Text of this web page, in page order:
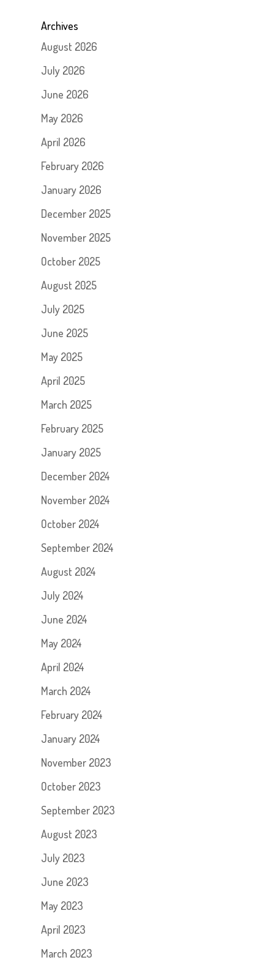
Archives
August 2026
July 2026
June 2026
May 2026
April 2026
February 2026
January 2026
December 2025
November 2025
October 2025
August 2025
July 2025
June 2025
May 2025
April 2025
March 2025
February 2025
January 2025
December 2024
November 2024
October 2024
September 2024
August 2024
July 2024
June 2024
May 2024
April 2024
March 2024
February 2024
January 2024
November 2023
October 2023
September 2023
August 2023
July 2023
June 2023
May 2023
April 2023
March 2023